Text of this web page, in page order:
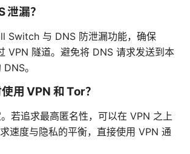
泄漏？
Switch 与 DNS 防泄漏功能，确保
VPN 隧道。避免将 DNS 请求发送到本
。
用 VPN 和 Tor？
若追求最高匿名性，可以在 VPN 之上
速度与隐私的平衡，直接使用 VPN 通